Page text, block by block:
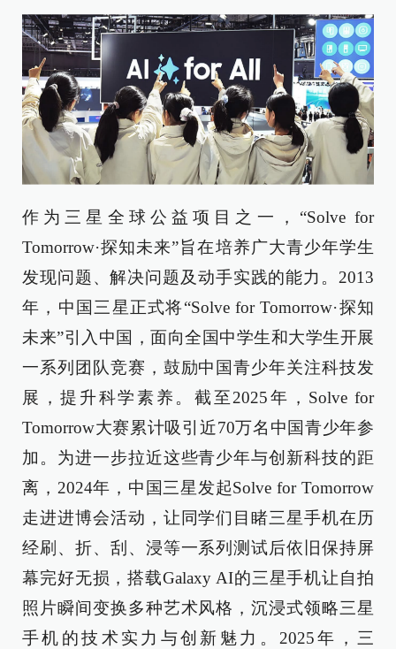
作为三星全球公益项目之一，“Solve for
Tomorrow·探知未来”旨在培养广大青少年学生
发现问题、解决问题及动手实践的能力。2013
年，中国三星正式将“Solve for Tomorrow·探知
未来”引入中国，面向全国中学生和大学生开展
一系列团队竞赛，鼓励中国青少年关注科技发
展，提升科学素养。截至2025年，Solve for
Tomorrow大赛累计吸引近70万名中国青少年参
加。为进一步拉近这些青少年与创新科技的距
离，2024年，中国三星发起Solve for Tomorrow
走进进博会活动，让同学们目睹三星手机在历
经刷、折、刮、浸等一系列测试后依旧保持屏
幕完好无损，搭载Galaxy AI的三星手机让自拍
照片瞬间变换多种艺术风格，沉浸式领略三星
手机的技术实力与创新魅力。2025年，三